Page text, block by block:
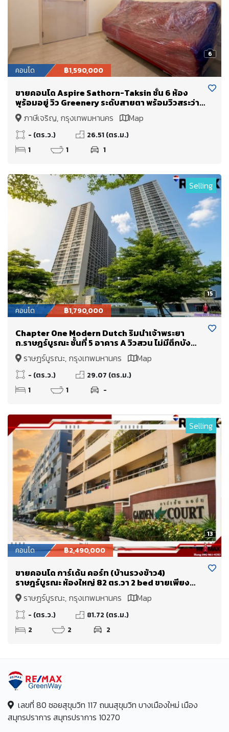
6
คอนโด ฿1,590,000
ขายคอนโด Aspire Sathorn-Taksin ชั้น 6 ห้อง
พร้อมอยู่ วิว Greenery ระดับสายตา พร้อมวิวสระว่าย
น้ำ ภาษีเจริญ, กรุงเทพมหานคร Map
- (ตร.ว.)
26.51 (ตร.ม.)
1
1 1
15
Selling
คอนโด ฿1,790,000
Chapter One Modern Dutch ริมน้ำเจ้าพระยา
ถ.ราษฎร์บูรณะ ชั้นที่ 5 อาคาร A วิวสวน ไม่มีตึกบัง
ขายเพียง 1.79 Mb.
ราษฎร์บูรณะ, กรุงเทพมหานคร Map
- (ตร.ว.)
29.07 (ตร.ม.)
1
1 -
13
Selling
คอนโด ฿2,490,000
ขายคอนโด การ์เด้น คอร์ท (บ้านรวงข้าว4)
ราษฎร์บูรณะ ห้องใหญ่ 82 ตร.วา 2 bed ขายเพียง
2.49 Mb. ใกล้ทางด่วนพระราม 3 เข้าเมืองไม่เกิน 15
นาทีราษฎร์บูรณะ, กรุงเทพมหานคร Map
- (ตร.ว.)
81.72 (ตร.ม.)
2
2 2
เลขที่ 80 ซอยสุขุมวิท 117 ถนนสุขุมวิท บางเมืองใหม่ เมือง
สมุทรปราการ สมุทรปราการ 10270